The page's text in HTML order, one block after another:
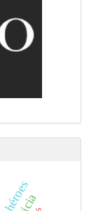
héroes